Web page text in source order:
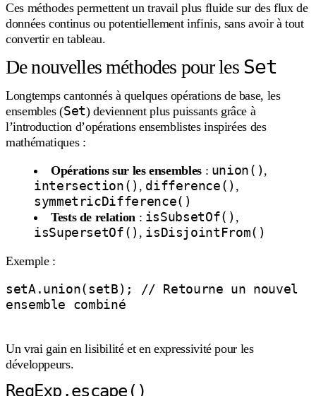
Ces méthodes permettent un travail plus fluide sur des flux de
données continus ou potentiellement infinis, sans avoir à tout
convertir en tableau.
De nouvelles méthodes pour les Set
Longtemps cantonnés à quelques opérations de base, les
ensembles (Set) deviennent plus puissants grâce à
l’introduction d’opérations ensemblistes inspirées des
mathématiques :
Opérations sur les ensembles: union() ,
intersection() , difference() ,
symmetricDifference()
Tests de relation: isSubsetOf() ,
isSupersetOf() , isDisjointFrom()
Exemple :
setA.union(setB); // Retourne un nouvel
ensemble combiné
Un vrai gain en lisibilité et en expressivité pour les
développeurs.
RegExp.escape()